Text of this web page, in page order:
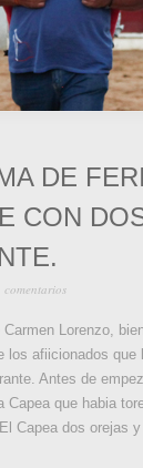
DE
CON
comentarios
Lorenzo,
los afiicionados
Antes de
que habia
Capea dos orejas y